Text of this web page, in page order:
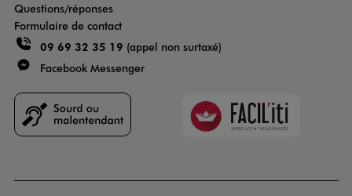
Questions/réponses
Formulaire de contact
09 69 32 35 19 (appel non surtaxé)
Facebook Messenger
Faciliti